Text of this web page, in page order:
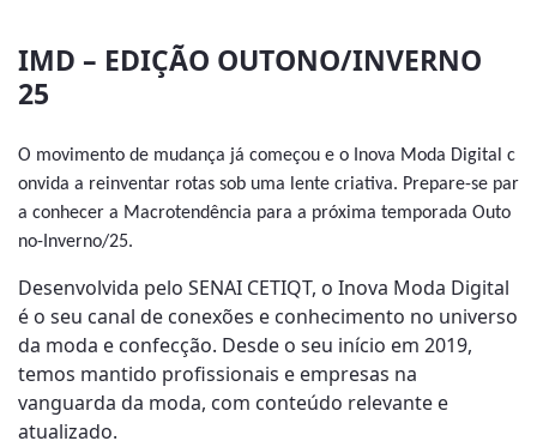
IMD – EDIÇÃO OUTONO/INVERNO
25
O movimento de mudança já começou e o Inova Moda Digital c
onvida a reinventar rotas sob uma lente criativa. Prepare-se par
a conhecer a Macrotendência para a próxima temporada Outo
no-Inverno/25.
Desenvolvida pelo SENAI CETIQT, o Inova Moda Digital
é o seu canal de conexões e conhecimento no universo
da moda e confecção. Desde o seu início em 2019,
temos mantido profissionais e empresas na
vanguarda da moda, com conteúdo relevante e
atualizado.